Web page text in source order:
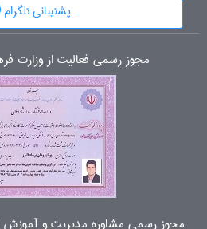
پشتیبانی تلگرام
مجوز رسمی فعالیت از وزارت
مجوز رسمی مشاوره مدیریت و آموزش